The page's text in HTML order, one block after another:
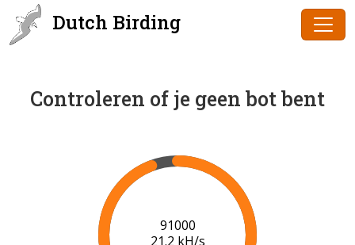
Dutch Birding
Controleren of je geen bot bent
91000
21.2 kH/s